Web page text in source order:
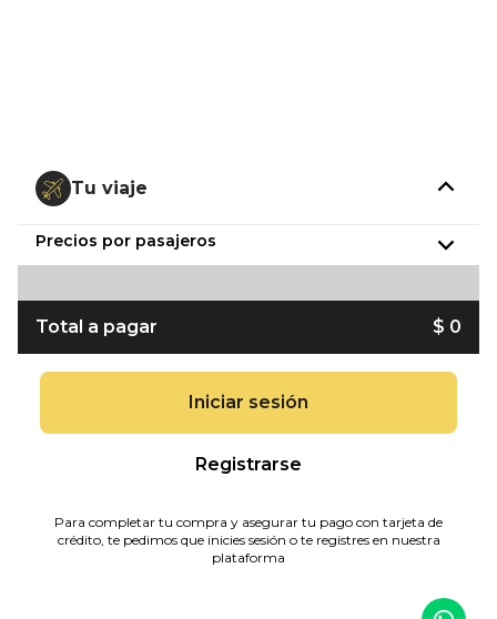
Tu viaje
Precios por pasajeros
Total a pagar $ 0
Iniciar sesión
Registrarse
Para completar tu compra y asegurar tu pago con tarjeta de
crédito, te pedimos que inicies sesión o te registres en nuestra
plataforma